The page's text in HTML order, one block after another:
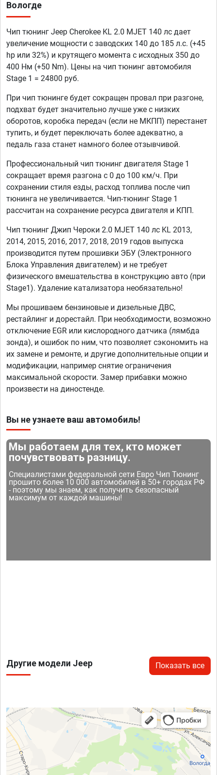
Вологде
Чип тюнинг Jeep Cherokee KL 2.0 MJET 140 лс дает
увеличение мощности с заводских 140 до 185 л.с. (+45
hp или 32%) и крутящего момента с исходных 350 до
400 Нм (+50 Nm). Цены на чип тюнинг автомобиля
Stage 1 = 24800 руб.
При чип тюнинге будет сокращен провал при разгоне,
подхват будет значительно лучше уже с низких
оборотов, коробка передач (если не МКПП) перестанет
тупить, и будет переключать более адекватно, а
педаль газа станет намного более отзывчивой.
Профессиональный чип тюнинг двигателя Stage 1
сокращает время разгона с 0 до 100 км/ч. При
сохранении стиля езды, расход топлива после чип
тюнинга не увеличивается. Чип-тюнинг Stage 1
рассчитан на сохранение ресурса двигателя и КПП.
Чип тюнинг Джип Чероки 2.0 MJET 140 лс KL 2013,
2014, 2015, 2016, 2017, 2018, 2019 годов выпуска
производится путем прошивки ЭБУ (Электронного
Блока Управления двигателем) и не требует
физического вмешательства в конструкцию авто (при
Stage1). Удаление катализатора необязательно!
Мы прошиваем бензиновые и дизельные ДВС,
рестайлинг и дорестайл. При необходимости, возможно
отключение EGR или кислородного датчика (лямбда
зонда), и ошибок по ним, что позволяет сэкономить на
их замене и ремонте, и другие дополнительные опции и
модификации, например снятие ограничения
максимальной скорости. Замер прибавки можно
произвести на диностенде.
Вы не узнаете ваш автомобиль!
Мы работаем для тех, кто может
почувствовать разницу.
Специалистами федеральной сети Евро Чип Тюнинг
прошито более 10 000 автомобилей в 50+ городах РФ
- поэтому мы знаем, как получить безопасный
максимум от каждой машины!
Другие модели Jeep Показать все